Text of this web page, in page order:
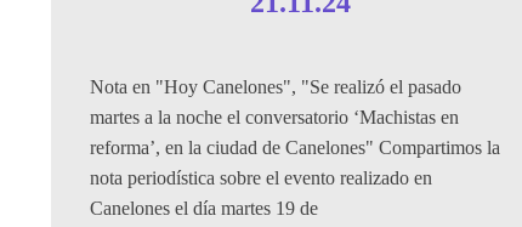
Nota en "Hoy Canelones", "Se realizó el pasado
martes a la noche el conversatorio ‘Machistas en
reforma’, en la ciudad de Canelones" Compartimos la
nota periodística sobre el evento realizado en
Canelones el día martes 19 de